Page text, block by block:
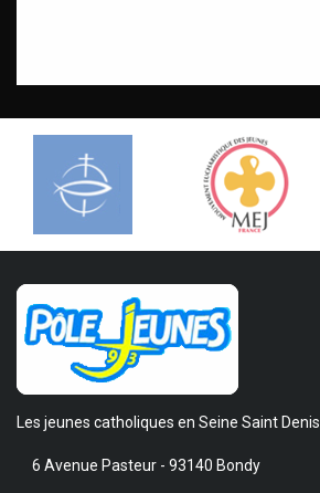
Les jeunes catholiques en Seine Saint Denis.
6 Avenue Pasteur - 93140 Bondy